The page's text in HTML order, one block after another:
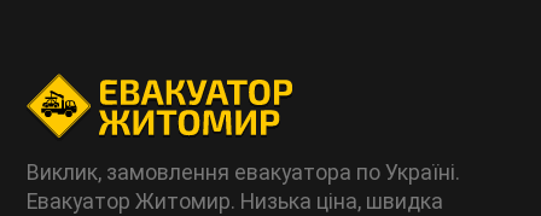
Виклик, замовлення евакуатора по Україні.
Евакуатор Житомир. Низька ціна, швидка